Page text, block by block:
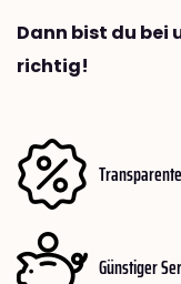
Dann bist du bei
richtig!
Günstiger